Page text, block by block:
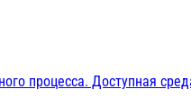
процесса. Доступная